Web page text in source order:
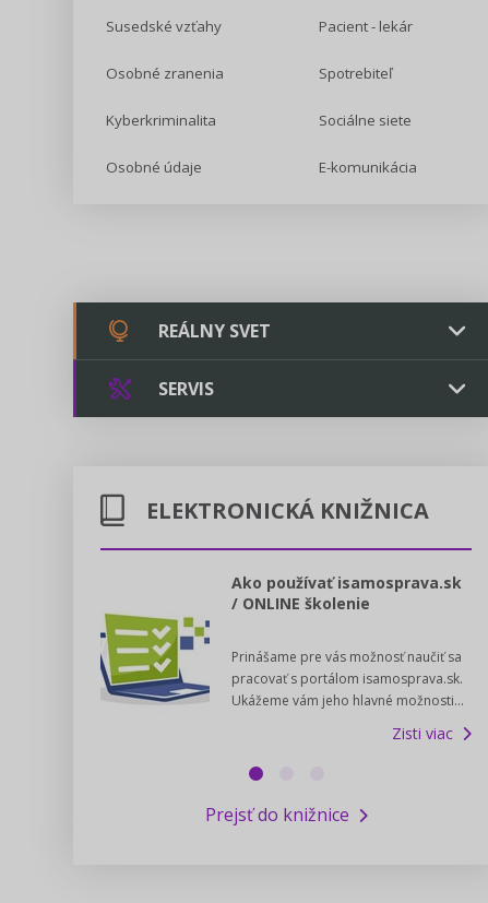
Susedské vzťahy Pacient - lekár
Osobné zranenia Spotrebiteľ
Kyberkriminalita Sociálne siete
Osobné údaje E-komunikácia
REÁLNY SVET
Chovateľstvo a veterinárstvo
Doprava
Poštové služby
Potravinárstvo
Poľovníctvo a lesy
SERVIS
Kontakt
Zákony pre ľudí
Pomoc v núdzi - kontakty na úrady
Výskumný inštitút iservispreludi.sk
ELEKTRONICKÁ KNIŽNICA
Ako používať isamosprava.sk
/ ONLINE školenie
Prinášame pre vás možnosť naučiť sa
pracovať s portálom isamosprava.sk.
Ukážeme vám jeho hlavné možnosti...
Zisti viac
Prejsť do knižnice